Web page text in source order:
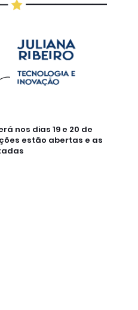
nos dias 19 e 20 de
estão abertas e as